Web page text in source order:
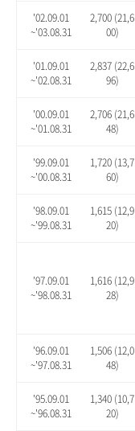
'02.09.01
~'03.08.31
2,700 (21,6
00)
'01.09.01
~'02.08.31
2,837 (22,6
96)
'00.09.01
~'01.08.31
2,706 (21,6
48)
'99.09.01
~'00.08.31
1,720 (13,7
60)
'98.09.01
~'99.08.31
1,615 (12,9
20)
'97.09.01
~'98.08.31
1,616 (12,9
28)
'96.09.01
~'97.08.31
1,506 (12,0
48)
'95.09.01
~'96.08.31
1,340 (10,7
20)